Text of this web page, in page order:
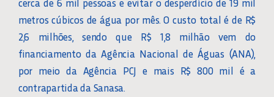
metros cúbicos de água por mês. O custo total é de R$
2,6 milhões, sendo que R$ 1,8 milhão vem do
financiamento da Agência Nacional de Águas (ANA),
por meio da Agência PCJ e mais R$ 800 mil é a
contrapartida da Sanasa.